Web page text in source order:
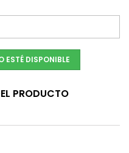
ESTÉ DISPONIBLE
PRODUCTO